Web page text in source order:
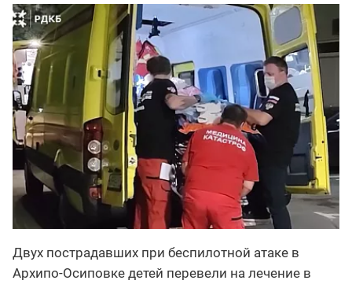
Двух пострадавших при беспилотной атаке в
Архипо-Осиповке детей перевели на лечение в